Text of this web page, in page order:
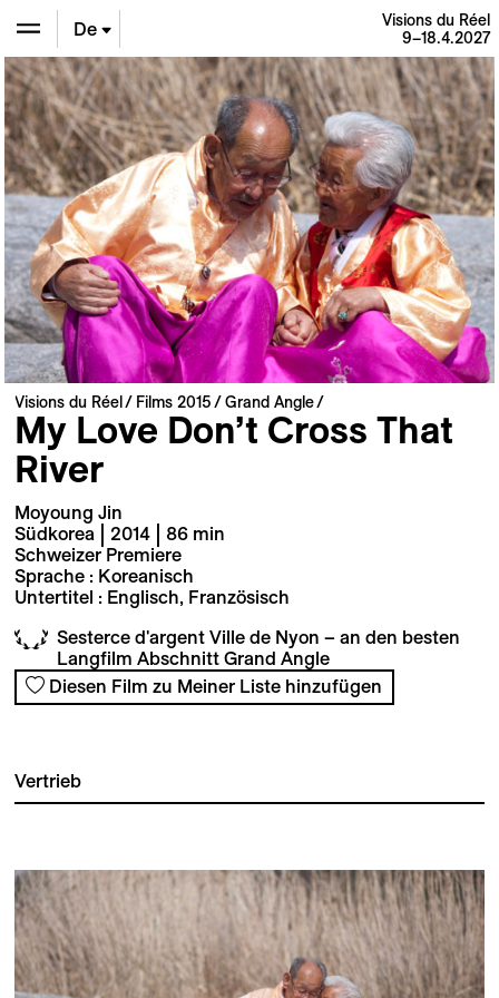
En
De
Fr
Visions du Réel
9–18.4.2027
Visions du Réel Films 2015 Grand Angle
My Love Don’t Cross That
River
Moyoung Jin
Südkorea | 2014 | 86 min
Schweizer Premiere
Sprache : Koreanisch
Untertitel : Englisch, Französisch
Sesterce d'argent Ville de Nyon – an den besten
Langfilm Abschnitt Grand Angle
Diesen Film zu Meiner Liste hinzufügen
Vertrieb